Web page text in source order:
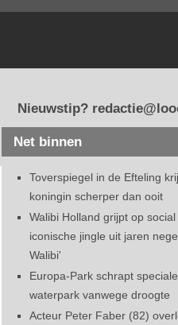
Nieuwstip?
Net binnen
Toverspiegel in de Efteling
koningin scherper dan ooit
Walibi Holland grijpt op
iconische jingle uit jaren
Walibi'
Europa-Park schrapt
waterpark vanwege droogte
Acteur Peter Faber (82)